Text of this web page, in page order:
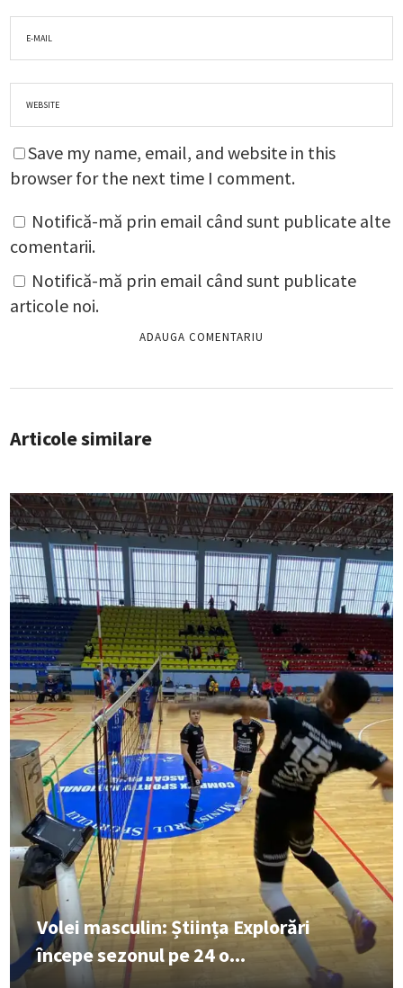
Save my name, email, and website in this
browser for the next time I comment.
Notifică-mă prin email când sunt publicate alte
comentarii.
Notifică-mă prin email când sunt publicate
articole noi.
Articole similare
Volei masculin: Știința Explorări
începe sezonul pe 24 o...